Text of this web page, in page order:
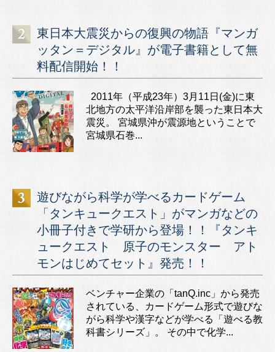
東日本大震災からの復興の物語『マンガ
ッタン＝デジタル』が電子書籍として無
料配信開始！！
2011年（平成23年）3月11日(金)に東
北地方の太平洋沿岸部を襲った東日本大
震災。 宮城県沖が震源地ということで
宮城県石巻...
遊びながら科学が学べるカードゲーム
「タンキュークエスト」がマンガなどの
小冊子付きで学研から登場！！『タンキ
ュークエスト 原子のモンスター アト
モンはじめてセット』発売！！
ベンチャー企業の「tanQ.inc」から発売
されている、カードゲーム形式で遊びな
がら科学や漢字などが学べる「遊べる教
科書シリーズ」。 その中で化学...